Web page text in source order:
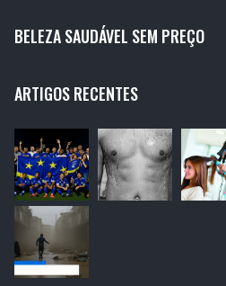
BELEZA SAUDÁVEL SEM PREÇO
ARTIGOS RECENTES